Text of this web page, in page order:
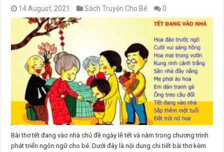
14 August, 2021 Sách Truyện Cho Bé 0
Bài thơ tết đang vào nhà chủ đề ngày lễ tết và nằm trong chương trình
phát triển ngôn ngữ cho bé. Dưới đây là nội dung chi tiết bài thơ kèm